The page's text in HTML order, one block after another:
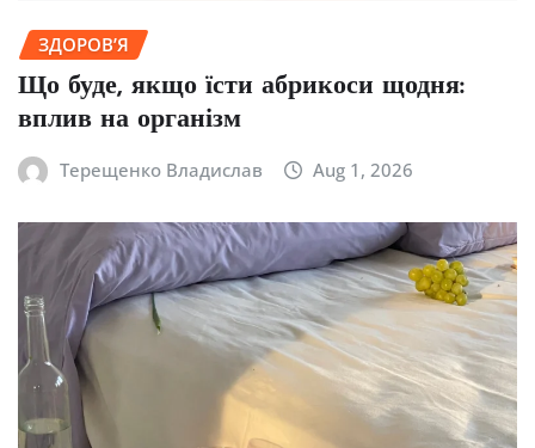
ЗДОРОВ’Я
Що буде, якщо їсти абрикоси щодня:
вплив на організм
Терещенко Владислав Aug 1, 2026